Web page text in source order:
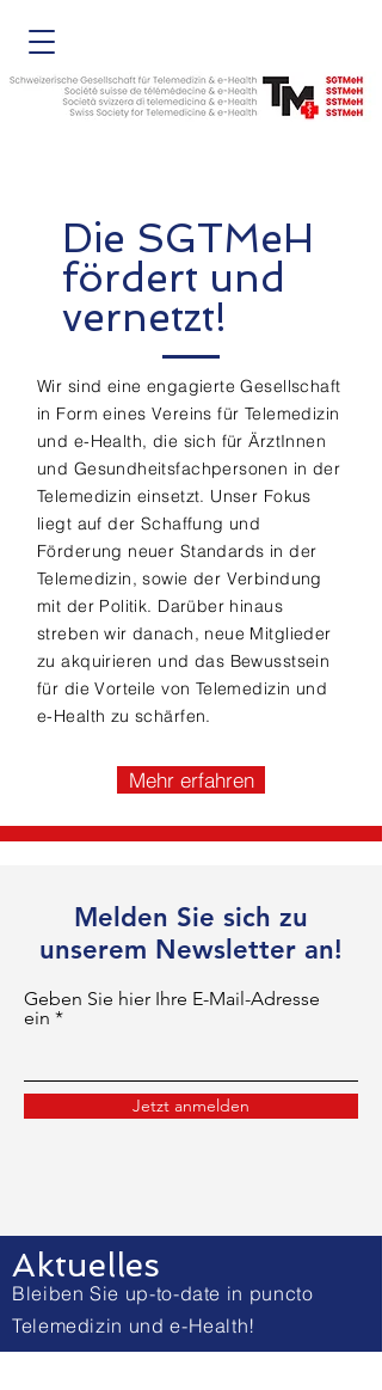
Die SGTMeH
fördert und
vernetzt!
Wir sind eine engagierte Gesellschaft
in Form eines Vereins für Telemedizin
und e-Health, die sich für ÄrztInnen
und Gesundheitsfachpersonen in der
Telemedizin einsetzt. Unser Fokus
liegt auf der Schaffung und
Förderung neuer Standards in der
Telemedizin, sowie der Verbindung
mit der Politik. Darüber hinaus
streben wir danach, neue Mitglieder
zu akquirieren und das Bewusstsein
für die Vorteile von Telemedizin und
e-Health zu schärfen.
Mehr erfahren
Melden Sie sich zu
unserem Newsletter an!
Geben Sie hier Ihre E-Mail-Adresse
ein
Jetzt anmelden
Aktuelles
Bleiben Sie up-to-date in puncto
Telemedizin und e-Health!